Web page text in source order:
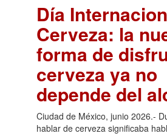
Día
Cerveza: la
forma de
cerveza ya no
depende del
Ciudad de México, junio 2026.-
hablar de cerveza significaba